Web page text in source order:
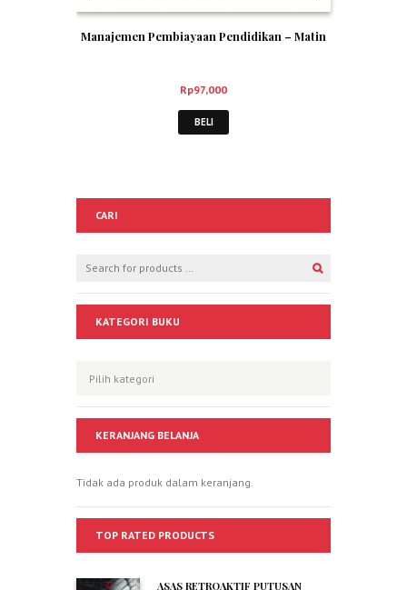
Manajemen Pembiayaan Pendidikan – Matin
Rp97,000
BELI
CARI
KATEGORI BUKU
KERANJANG BELANJA
Tidak ada produk dalam keranjang.
TOP RATED PRODUCTS
ASAS RETROAKTIF PUTUSAN